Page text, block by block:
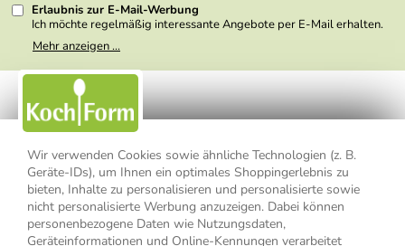
Wir verwenden Cookies sowie ähnliche Technologien (z. B.
Geräte-IDs), um Ihnen ein optimales Shoppingerlebnis zu
bieten, Inhalte zu personalisieren und personalisierte sowie
nicht personalisierte Werbung anzuzeigen. Dabei können
personenbezogene Daten wie Nutzungsdaten,
Geräteinformationen und Online-Kennungen verarbeitet
Erlaubnis zur E-Mail-Werbung
Ich möchte regelmäßig interessante Angebote per E-Mail erhalten.
Meine E-Mail-Adresse wird nicht an andere Unternehmen
weitergegeben. Zu statistischen Zwecken wird in anonymer Form
nicht erkennbar, welche konkrete Person geklickt hat. Diese
Einwilligung zur Nutzung meiner E-Mail- Adresse für Werbezwecke
kann ich jederzeit mit Wirkung für die Zukunft widerrufen, indem ich
den Link "Abmelden" am Ende des Newsletters anklicke oder die
Option Newsletter im Mitgliederbereich deaktiviere. Die
Datenschutzerklärung
habe ich zur Kenntnis genommen.
Mehr anzeigen ...
Impressum Datenschutzerklärung
AGB
Widerrufsbelehrung
Widerrufsformular